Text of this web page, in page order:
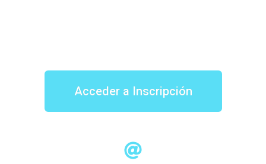
Acceder a Inscripción